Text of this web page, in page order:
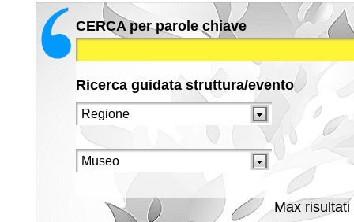
CERCA per parole chiave
Ricerca guidata struttura/evento
Max risultati